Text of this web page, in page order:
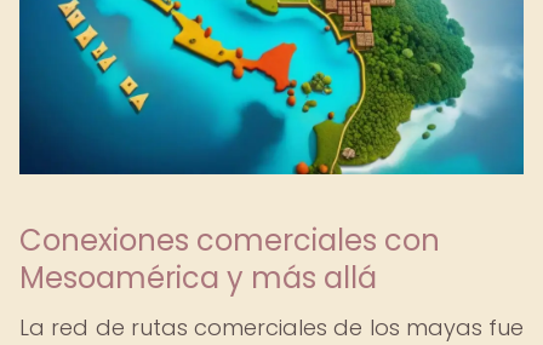
Conexiones comerciales con
Mesoamérica y más allá
La red de rutas comerciales de los mayas fue